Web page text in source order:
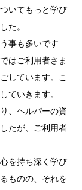
いてもっと学び
た。
事も多いです
はご利用者さま
しています。こ
ていきます。
、ヘルパーの資
たが、ご利用者
を持ち深く学び
ものの、それを